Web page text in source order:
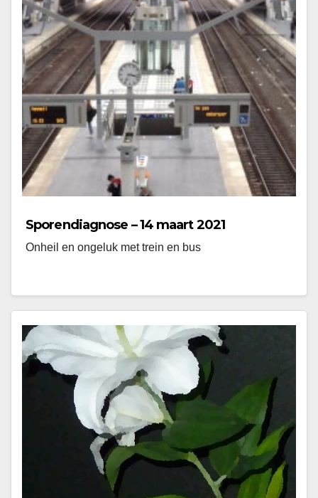
Sporendiagnose – 14 maart 2021
Onheil en ongeluk met trein en bus